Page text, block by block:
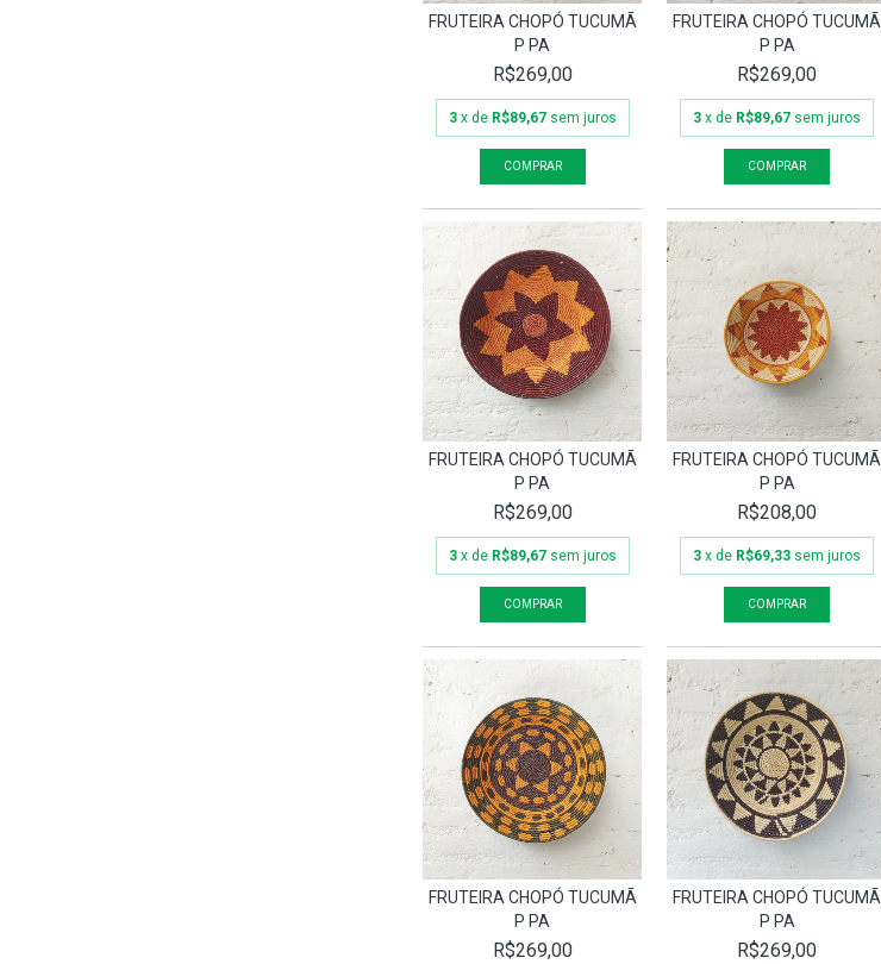
FRUTEIRA CHOPÓ TUCUMÃ
P PA
R$269,00
3 x de R$89,67 sem juros
FRUTEIRA CHOPÓ TUCUMÃ
P PA
R$269,00
3 x de R$89,67 sem juros
FRUTEIRA CHOPÓ TUCUMÃ
P PA
R$269,00
3 x de R$89,67 sem juros
FRUTEIRA CHOPÓ TUCUMÃ
P PA
R$208,00
3 x de R$69,33 sem juros
FRUTEIRA CHOPÓ TUCUMÃ
P PA
R$269,00
FRUTEIRA CHOPÓ TUCUMÃ
P PA
R$269,00